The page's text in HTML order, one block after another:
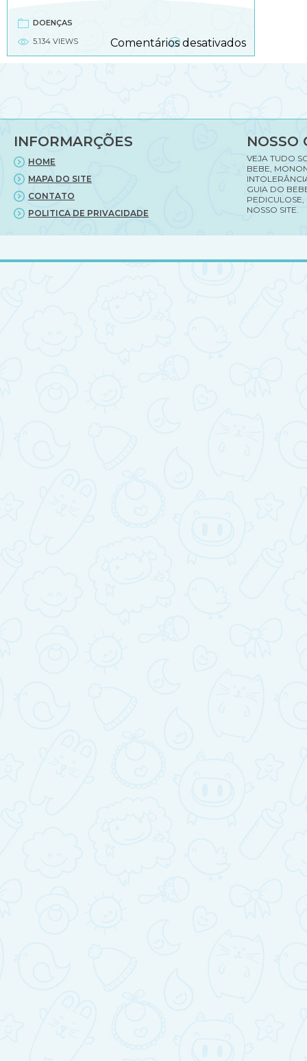
DOENÇAS
5.134 VIEWS
Comentários desativadosem
INFORMARÇÕES
HOME
MAPA DO SITE
CONTATO
POLITICA DE PRIVACIDADE
NOSSO
VEJA TUDO
BEBE,
GUIA DO
PEDICULOSE,
NOSSO SITE.